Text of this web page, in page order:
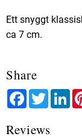
Ett snyggt
ca 7 cm.
Share
FacebookTwitter
Reviews